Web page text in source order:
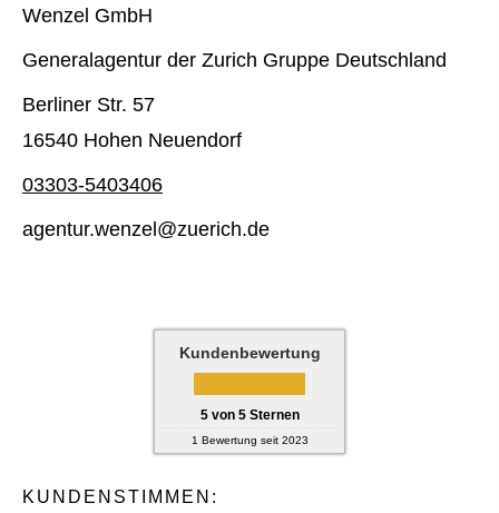
Wenzel GmbH
Generalagentur der Zurich Gruppe Deutschland
Berliner Str. 57
16540 Hohen Neuendorf
03303-5403406
agentur.wenzel@zuerich.de
Kundenbewertung
5von 5Sternen
1 Bewertung seit 2023
KUNDENSTIMMEN: